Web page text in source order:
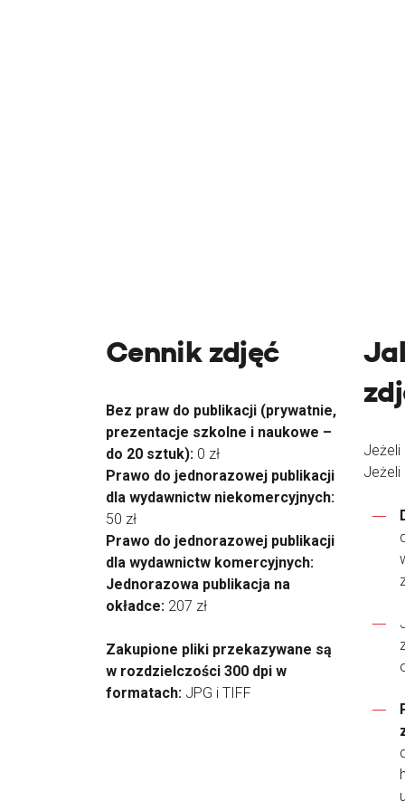
Cennik zdjęć
Bez praw do publikacji (prywatnie,
prezentacje szkolne i naukowe –
do 20 sztuk): 0 zł
Prawo do jednorazowej publikacji
dla wydawnictw niekomercyjnych:
50 zł
Prawo do jednorazowej publikacji
dla wydawnictw komercyjnych:
Jednorazowa publikacja na
okładce: 207 zł
Zakupione pliki przekazywane są
w rozdzielczości 300 dpi w
formatach: JPG i TIFF